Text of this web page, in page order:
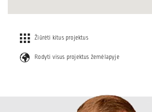
Žiūrėti kitus projektus
Rodyti visus projektus žemėlapyje